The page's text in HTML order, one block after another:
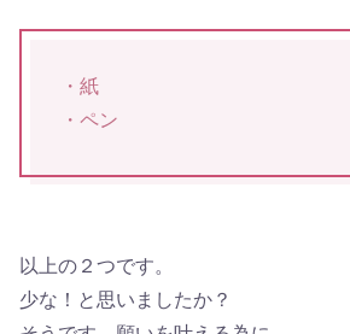
・紙
・ペン
以上の２つです。
少な！と思いましたか？